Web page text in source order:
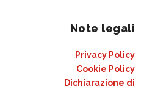
Note legali
Privacy Policy
Cookie Policy
Dichiarazione di